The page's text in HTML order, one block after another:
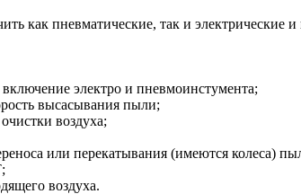
как пневматические, так и электрические
электро и пневмоинстумента;
высасывания пыли;
воздуха;
или перекатывания (имеются колеса)
воздуха.